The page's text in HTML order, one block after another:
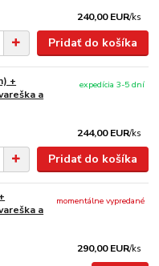
240,00 EUR/ks
Pridať do košíka
+
a
244,00 EUR/ks
expedícia 3-5 dní
Pridať do košíka
a
290,00 EUR/ks
momentálne vypredané